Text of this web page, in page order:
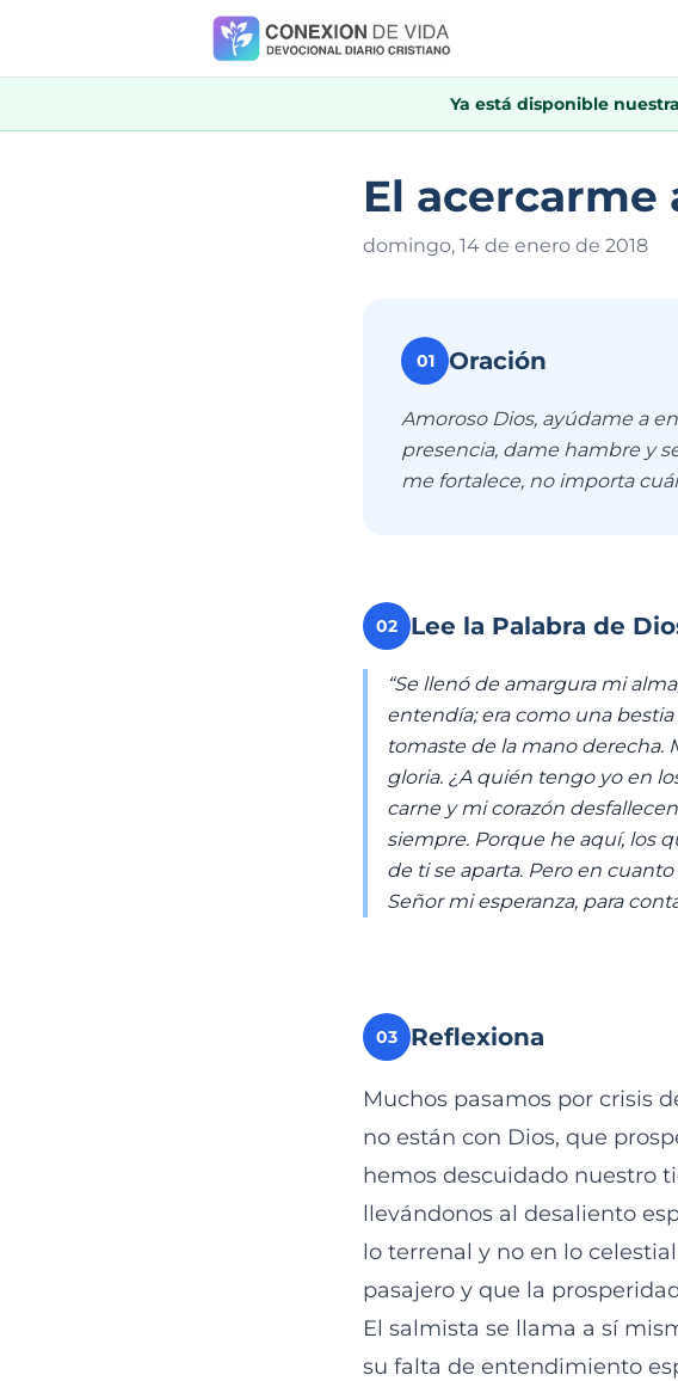
Ya está disponible
El acercarme
domingo, 14 de enero de 2018
01 Oración
Amoroso Dios, ayúdame a
presencia, dame hambre y
me fortalece, no importa
02 Lee la Palabra de
“Se llenó de amargura mi
entendía; era como una
tomaste de la mano derecha.
gloria. ¿A quién tengo yo en
carne y mi corazón
siempre. Porque he aquí, los
de ti se aparta. Pero en
Señor mi esperanza, para
03 Reflexiona
Muchos pasamos por crisis
no están con Dios, que
hemos descuidado nuestro
llevándonos al desaliento
lo terrenal y no en lo
pasajero y que la
El salmista se llama a sí
su falta de entendimiento